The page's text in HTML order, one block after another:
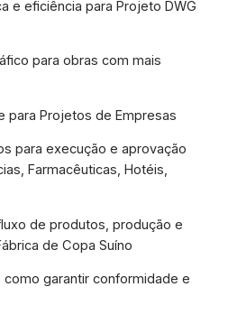
e eficiência para Projeto DWG
para obras com mais
para Projetos de Empresas
para execução e aprovação
Farmacêuticas, Hotéis,
de produtos, produção e
de Copa Suíno
garantir conformidade e